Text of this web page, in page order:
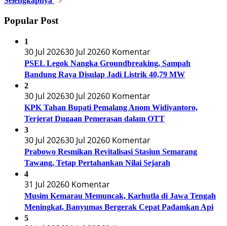
Popular Post
1
30 Jul 202630 Jul 20260 Komentar
PSEL Legok Nangka Groundbreaking, Sampah
Bandung Raya Disulap Jadi Listrik 40,79 MW
2
30 Jul 202630 Jul 20260 Komentar
KPK Tahan Bupati Pemalang Anom Widiyantoro,
Terjerat Dugaan Pemerasan dalam OTT
3
30 Jul 202630 Jul 20260 Komentar
Prabowo Resmikan Revitalisasi Stasiun Semarang
Tawang, Tetap Pertahankan Nilai Sejarah
4
31 Jul 20260 Komentar
Musim Kemarau Memuncak, Karhutla di Jawa Tengah
Meningkat, Banyumas Bergerak Cepat Padamkan Api
5